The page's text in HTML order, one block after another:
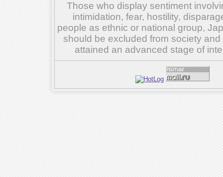
Those who display sentiment
intimidation, fear, hostility,
people as ethnic or national group,
should be excluded from society
attained an advanced stage of